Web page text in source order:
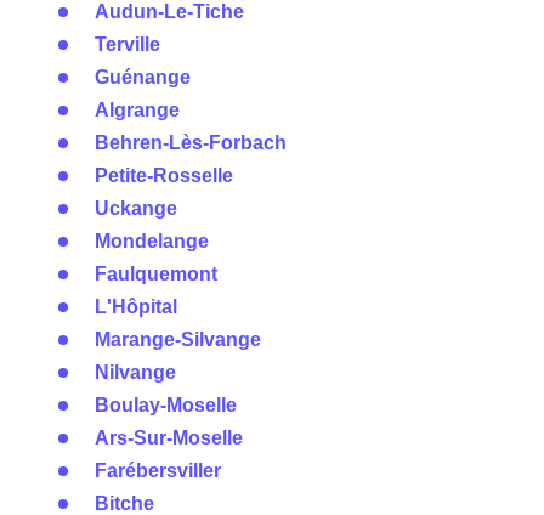
Audun-Le-Tiche
Terville
Guénange
Algrange
Behren-Lès-Forbach
Petite-Rosselle
Uckange
Mondelange
Faulquemont
L'Hôpital
Marange-Silvange
Nilvange
Boulay-Moselle
Ars-Sur-Moselle
Farébersviller
Bitche